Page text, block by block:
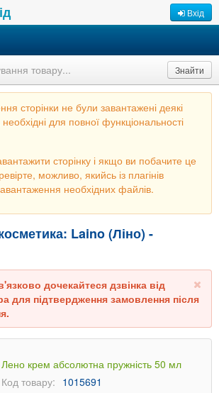
Вхід
сторінки не були завантажені деякі
для повної функціональності
сторінку і якщо ви побачите це
можливо, якийсь із плагінів
необхідних файлів.
Laino (Ліно) -
дочекайтеся дзвінка від
для підтвердження замовлення після
Лено крем абсолютна пружність 50 мл
Код товару: 1015691